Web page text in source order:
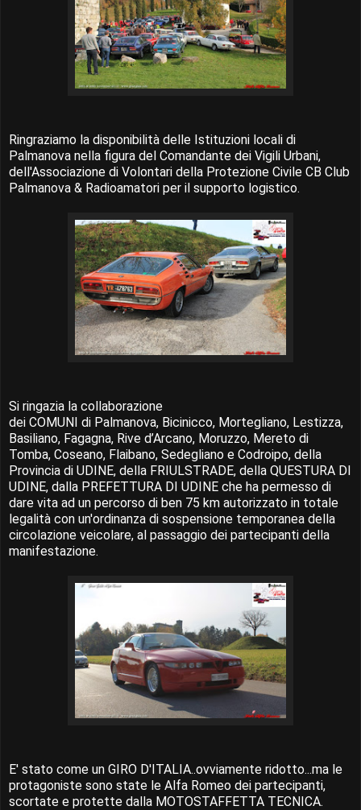
Ringraziamo la disponibilità delle Istituzioni locali di
Palmanova nella figura del Comandante dei Vigili Urbani,
dell'Associazione di Volontari della Protezione Civile CB Club
Palmanova & Radioamatori per il supporto logistico.
Si ringazia la collaborazione
dei COMUNI di Palmanova, Bicinicco, Mortegliano, Lestizza,
Basiliano, Fagagna, Rive d’Arcano, Moruzzo, Mereto di
Tomba, Coseano, Flaibano, Sedegliano e Codroipo, della
Provincia di UDINE, della FRIULSTRADE, della QUESTURA DI
UDINE, dalla PREFETTURA DI UDINE che ha permesso di
dare vita ad un percorso di ben 75 km autorizzato in totale
legalità con un'ordinanza di sospensione temporanea della
circolazione veicolare, al passaggio dei partecipanti della
manifestazione.
E' stato come un GIRO D'ITALIA..ovviamente ridotto...ma le
protagoniste sono state le Alfa Romeo dei partecipanti,
scortate e protette dalla MOTOSTAFFETTA TECNICA.